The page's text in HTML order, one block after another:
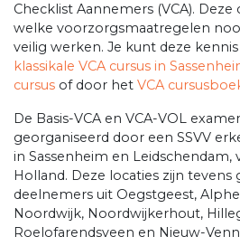
Checklist Aannemers (VCA).
welke voorzorgsmaatregelen
veilig werken. Je kunt deze
klassikale VCA cursus in
cursus of door het VCA
De Basis-VCA en VCA-VOL
georganiseerd door een SSVV
in Sassenheim en Leidschendam,
Holland. Deze locaties zijn
deelnemers uit Oegstgeest,
Noordwijk, Noordwijkerhout,
Roelofarendsveen en Nieuw-